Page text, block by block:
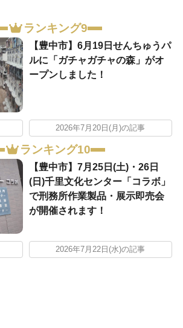
ランキング9
【豊中市】6月19日せんちゅうパ
ルに「ガチャガチャの森」がオ
ープンしました！
2026年7月20日(月)の記事
ランキング10
【豊中市】7月25日(土)・26日
(日)千里文化センター「コラボ」
で刑務所作業製品・展示即売会
が開催されます！
2026年7月22日(水)の記事